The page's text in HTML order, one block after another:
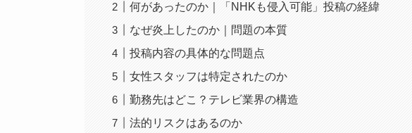
何があったのか｜「NHKも侵入可能」投稿の経緯
なぜ炎上したのか｜問題の本質
投稿内容の具体的な問題点
女性スタッフは特定されたのか
勤務先はどこ？テレビ業界の構造
法的リスクはあるのか